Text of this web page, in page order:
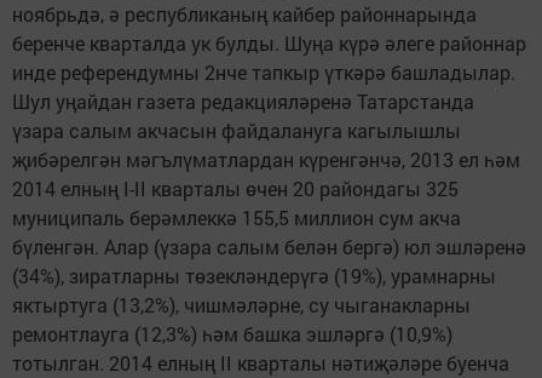
ноябрьдә, ә республиканың кайбер районнарында
беренче кварталда ук булды. Шуңа күрә әлеге районнар
инде референдумны 2нче тапкыр үткәрә башладылар.
Шул уңайдан газета редакцияләренә Татарстанда
үзара салым акчасын файдалануга кагылышлы
җибәрелгән мәгълүматлардан күренгәнчә, 2013 ел һәм
2014 елның I-II кварталы өчен 20 райондагы 325
муниципаль берәмлеккә 155,5 миллион сум акча
бүленгән. Алар (үзара салым белән бергә) юл эшләренә
(34%), зиратларны төзекләндерүгә (19%), урамнарны
яктыртуга (13,2%), чишмәләрне, су чыганакларны
ремонтлауга (12,3%) һәм башка эшләргә (10,9%)
тотылган. 2014 елның II кварталы нәтиҗәләре буенча